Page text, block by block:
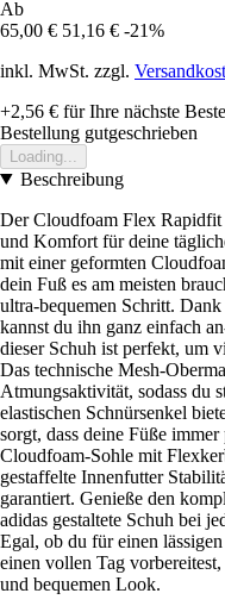
Ab
65,00 € 51,16 € -21%
inkl. MwSt. zzgl.
+2,56 € für Ihre nächste
Bestellung gutgeschrieben
Loading...
Beschreibung
Der Cloudfoam Flex
und Komfort für deine
mit einer geformten
dein Fuß es am meisten
ultra-bequemen Schritt.
kannst du ihn ganz einfach
dieser Schuh ist perfekt, um
Das technische Mesh-
Atmungsaktivität, sodass du
elastischen Schnürsenkel
sorgt, dass deine Füße
Cloudfoam-Sohle mit
gestaffelte Innenfutter
garantiert. Genieße den
adidas gestaltete Schuh bei
Egal, ob du für einen
einen vollen Tag
und bequemen Look.